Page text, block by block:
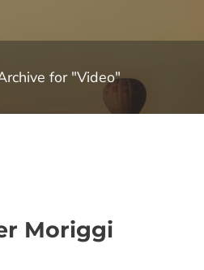
for "Video"
Moriggi